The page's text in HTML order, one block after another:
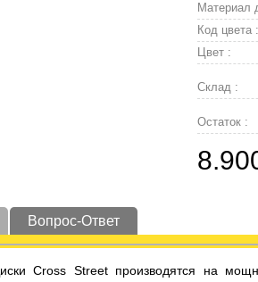
Материал
Код цвета :
Цвет :
Склад :
Остаток :
Вопрос-Ответ
Cross Street производятся на